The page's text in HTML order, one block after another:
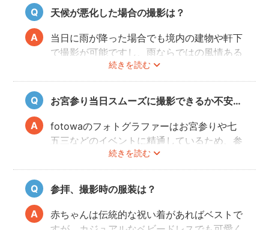
前のご自宅や参拝後のお食事会など想い出に
残る記念写真を撮影できます。
天候が悪化した場合の撮影は？
続きを読む
当日に雨が降った場合でも境内の建物や軒下
で撮影が可能ですし、雨ならではの風情ある
写真にも仕上がります。
また、撮影の実施が難しいと判断される天候
不良の場合、事前にフォトグラファーと決行
もしくは日時変更を相談してください。
日時変更方法はこちらをご参照ください。
お宮参り当日スムーズに撮影できるか不安…
続きを読む
fotowaのフォトグラファーはお宮参りや七
五三などのイベントに精通しているため、参
拝や家族団欒を乱すことなくスムーズに撮影
することができます。
参拝、撮影時の服装は？
赤ちゃんは伝統的な祝い着があればベストで